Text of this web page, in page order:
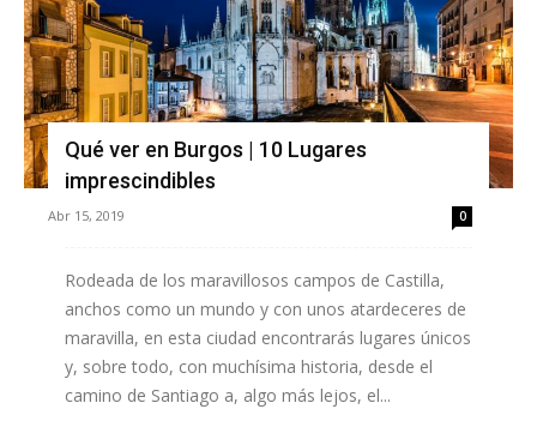
Qué ver en Burgos | 10 Lugares
imprescindibles
Abr 15, 2019 0
Rodeada de los maravillosos campos de Castilla,
anchos como un mundo y con unos atardeceres de
maravilla, en esta ciudad encontrarás lugares únicos
y, sobre todo, con muchísima historia, desde el
camino de Santiago a, algo más lejos, el...